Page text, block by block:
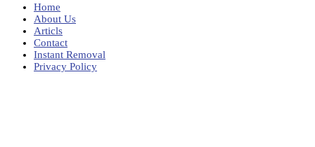
Home
About Us
Articls
Contact
Instant Removal
Privacy Policy